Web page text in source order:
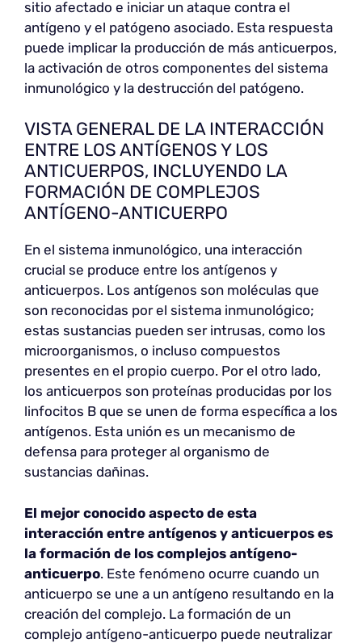
sitio afectado e iniciar un ataque contra el
antígeno y el patógeno asociado. Esta respuesta
puede implicar la producción de más anticuerpos,
la activación de otros componentes del sistema
inmunológico y la destrucción del patógeno.
VISTA GENERAL DE LA INTERACCIÓN
ENTRE LOS ANTÍGENOS Y LOS
ANTICUERPOS, INCLUYENDO LA
FORMACIÓN DE COMPLEJOS
ANTÍGENO-ANTICUERPO
En el sistema inmunológico, una interacción
crucial se produce entre los antígenos y
anticuerpos. Los antígenos son moléculas que
son reconocidas por el sistema inmunológico;
estas sustancias pueden ser intrusas, como los
microorganismos, o incluso compuestos
presentes en el propio cuerpo. Por el otro lado,
los anticuerpos son proteínas producidas por los
linfocitos B que se unen de forma específica a los
antígenos. Esta unión es un mecanismo de
defensa para proteger al organismo de
sustancias dañinas.
El mejor conocido aspecto de esta
interacción entre antígenos y anticuerpos es
la formación de los complejos antígeno-
anticuerpo. Este fenómeno ocurre cuando un
anticuerpo se une a un antígeno resultando en la
creación del complejo. La formación de un
complejo antígeno-anticuerpo puede neutralizar